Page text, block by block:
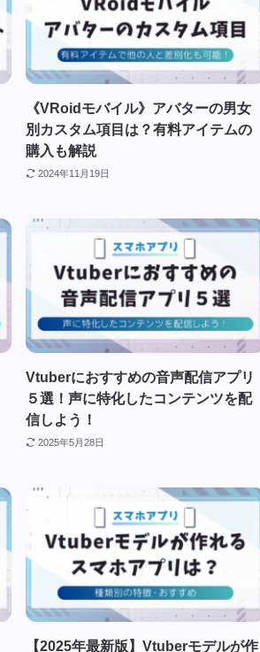
《VRoidモバイル》アバターの男女
別カスタム項目は？有料アイテムの
購入も解説
2024年11月19日
Vtuberにおすすめの音声配信アプリ
５選！声に特化したコンテンツを配
信しよう！
2025年5月28日
【2025年最新版】Vtuberモデルが作